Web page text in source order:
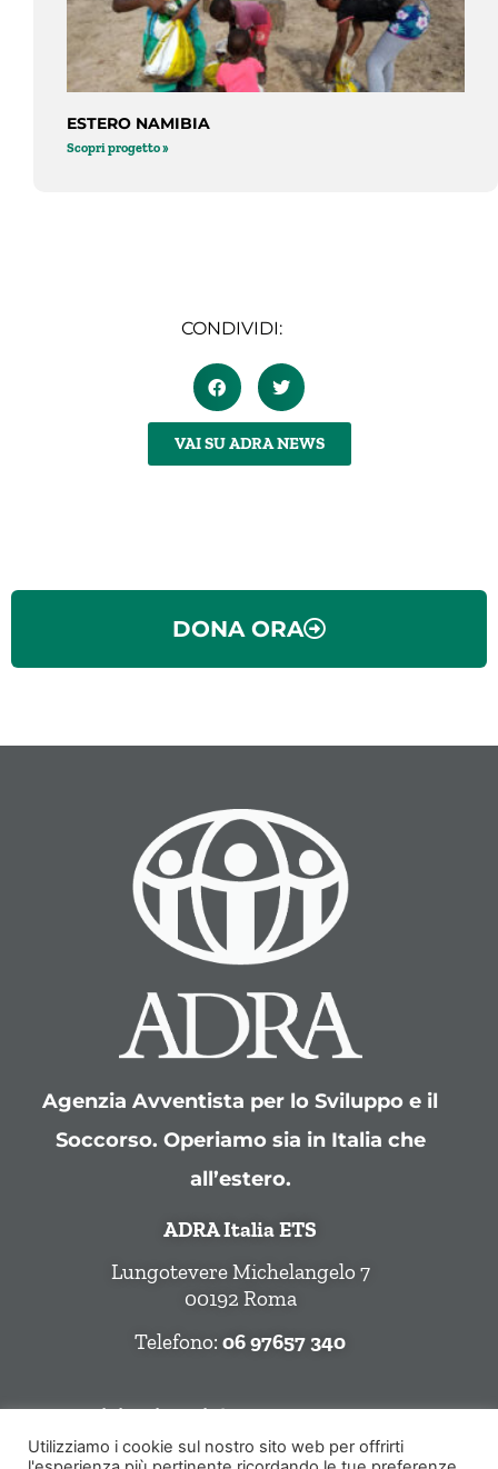
ESTERO NAMIBIA
Scopri progetto »
CONDIVIDI:
VAI SU ADRA NEWS
DONA ORA
Agenzia Avventista per lo Sviluppo e il
Soccorso. Operiamo sia in Italia che
all’estero.
ADRA Italia ETS
Lungotevere Michelangelo 7
00192 Roma
Telefono:06 97657 340
Seguici Sui Social
Utilizziamo i cookie sul nostro sito web per offrirti